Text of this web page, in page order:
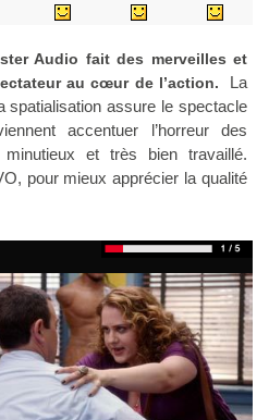
Audio fait des merveilles et
au cœur de l’action.
La
spatialisation assure le spectacle
accentuer l’horreur des
minutieux et très bien travaillé.
pour mieux apprécier la qualité